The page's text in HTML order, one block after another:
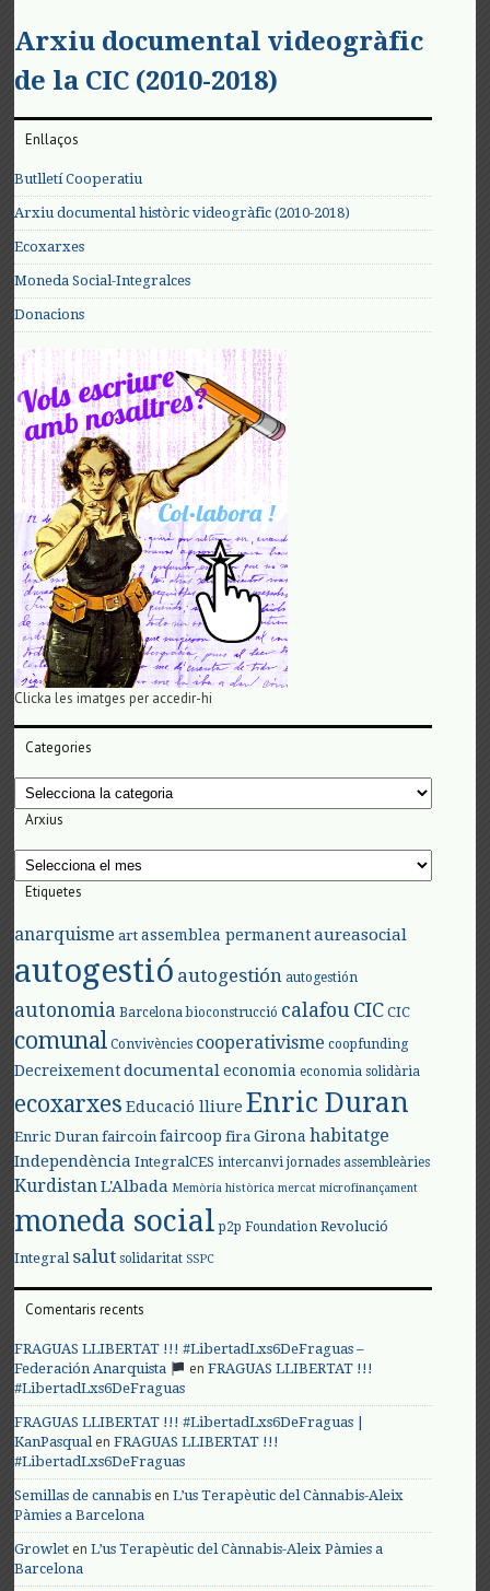
Arxiu documental videogràfic
de la CIC (2010-2018)
Enllaços
Butlletí Cooperatiu
Arxiu documental històric videogràfic (2010-2018)
Ecoxarxes
Moneda Social-Integralces
Donacions
Clicka les imatges per accedir-hi
Categories
Categories
Arxius
Arxius
Etiquetes
anarquisme art assemblea permanent aureasocial
autogestió autogestión autogestión
autonomia Barcelona bioconstrucció calafouCIC CIC
comunal Convivències cooperativisme coopfunding
Decreixement documental economia economia solidària
ecoxarxes Educació lliure Enric Duran
Enric Duran faircoin faircoop fira Girona habitatge
Independència IntegralCES intercanvi jornades assembleàries
KurdistanL'Albada Memòria històrica mercat microfinançament
moneda social p2p Foundation Revolució
Integral salut solidaritat SSPC
Comentaris recents
FRAGUAS LLIBERTAT !!! #LibertadLxs6DeFraguas –
Federación Anarquista
enFRAGUAS LLIBERTAT !!!
#LibertadLxs6DeFraguas
FRAGUAS LLIBERTAT !!! #LibertadLxs6DeFraguas |
KanPasqualenFRAGUAS LLIBERTAT !!!
#LibertadLxs6DeFraguas
Semillas de cannabis enL’us Terapèutic del Cànnabis-Aleix
Pàmies a Barcelona
Growlet enL’us Terapèutic del Cànnabis-Aleix Pàmies a
Barcelona